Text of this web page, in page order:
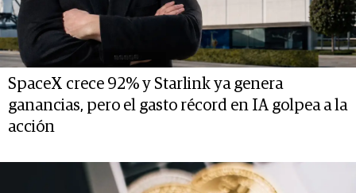
SpaceX crece 92% y Starlink ya genera
ganancias, pero el gasto récord en IA golpea a la
acción